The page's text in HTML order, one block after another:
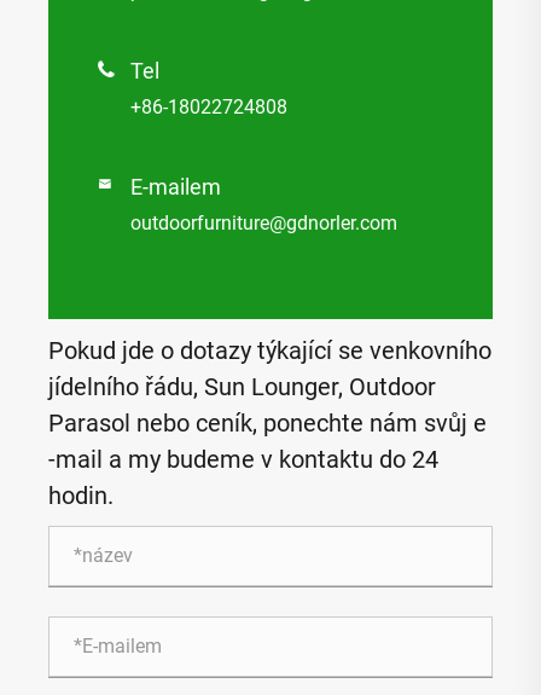
 Tel
+86-18022724808
 E-mailem
outdoorfurniture@gdnorler.com
Pokud jde o dotazy týkající se venkovního
jídelního řádu, Sun Lounger, Outdoor
Parasol nebo ceník, ponechte nám svůj e
-mail a my budeme v kontaktu do 24
hodin.